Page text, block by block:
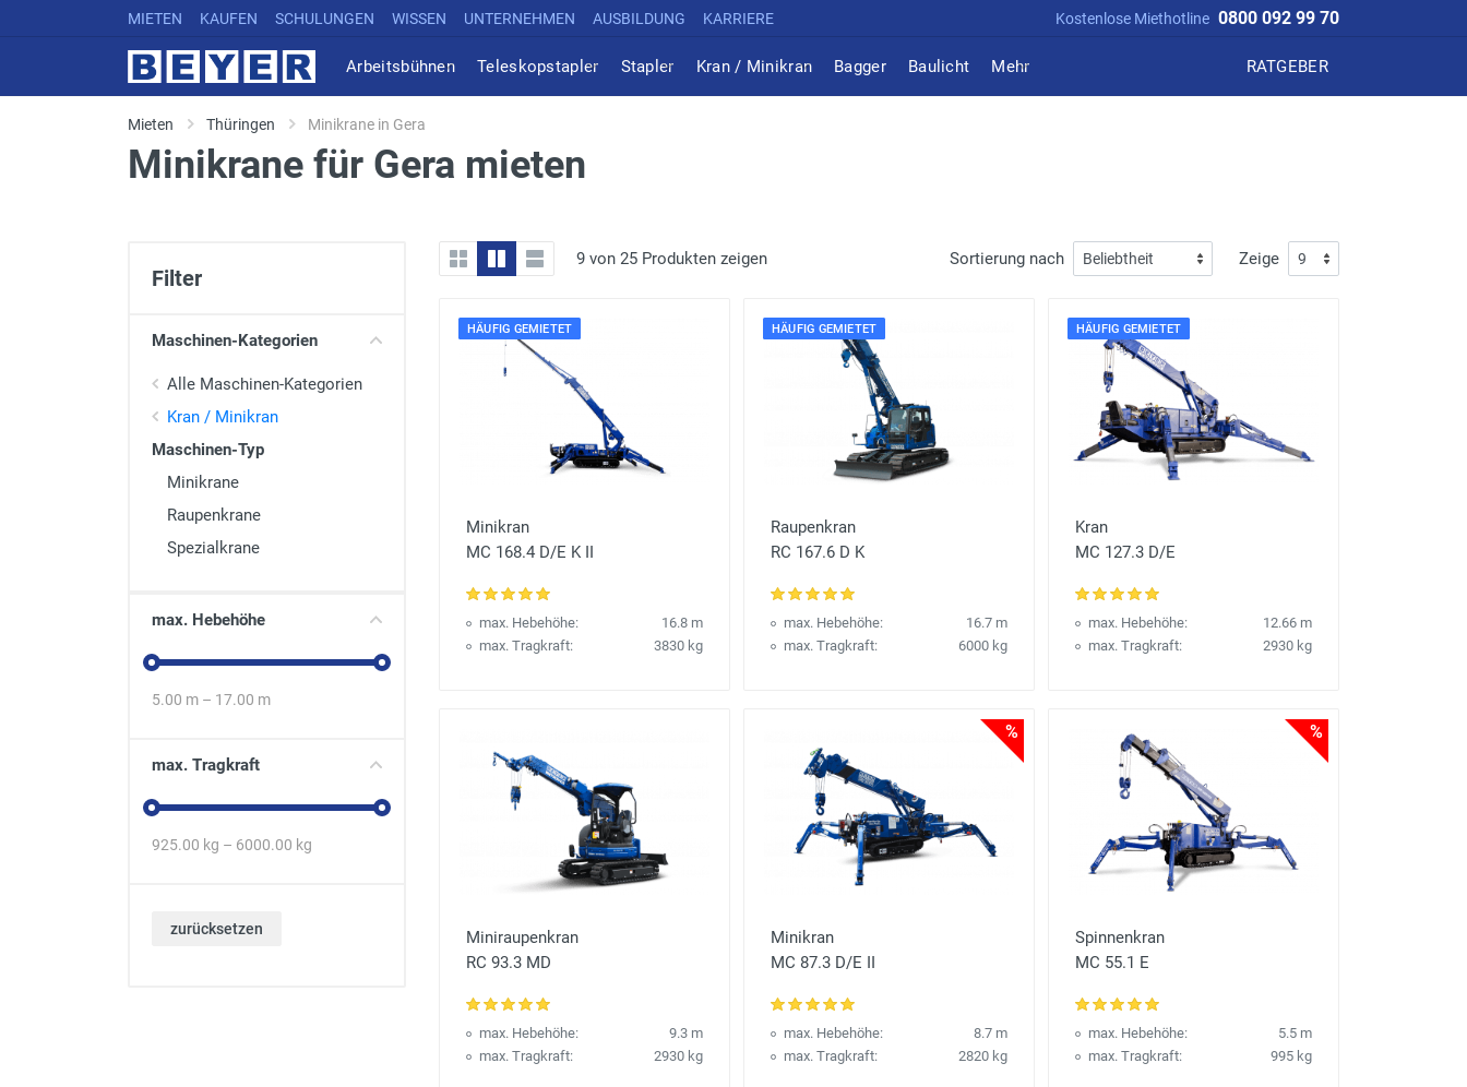
MIETEN KAUFEN SCHULUNGEN WISSEN UNTERNEHMEN AUSBILDUNG KARRIERE Kostenlose Miethotline 0800 092 99 70
Arbeitsbühnen Teleskopstapler Stapler Kran / Minikran Bagger Baulicht Mehr RATGEBER
Mieten Thüringen Minikrane in Gera
Minikrane für Gera mieten
Filter
Maschinen-Kategorien
Alle Maschinen-Kategorien
Kran / Minikran
Maschinen-Typ
Minikrane
Raupenkrane
Spezialkrane
max. Hebehöhe
5.00 m – 17.00 m
max. Tragkraft
925.00 kg – 6000.00 kg
zurücksetzen
9 von 25 Produkten zeigen Sortierung nach Zeige
HÄUFIG GEMIETET
Minikran
MC 168.4 D/E K II
max. Hebehöhe:
16.8 m
max. Tragkraft:
3830 kg
HÄUFIG GEMIETET
Raupenkran
RC 167.6 D K
max. Hebehöhe:
16.7 m
max. Tragkraft:
6000 kg
HÄUFIG GEMIETET
Kran
MC 127.3 D/E
max. Hebehöhe:
12.66 m
max. Tragkraft:
2930 kg
Miniraupenkran
RC 93.3 MD
max. Hebehöhe:
9.3 m
max. Tragkraft:
2930 kg
%
Minikran
MC 87.3 D/E II
max. Hebehöhe:
8.7 m
max. Tragkraft:
2820 kg
%
Spinnenkran
MC 55.1 E
max. Hebehöhe:
5.5 m
max. Tragkraft:
995 kg